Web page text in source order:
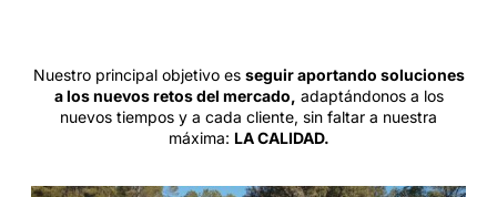
Nuestro principal objetivo es seguir aportando soluciones
a los nuevos retos del mercado, adaptándonos a los
nuevos tiempos y a cada cliente, sin faltar a nuestra
máxima: LA CALIDAD.